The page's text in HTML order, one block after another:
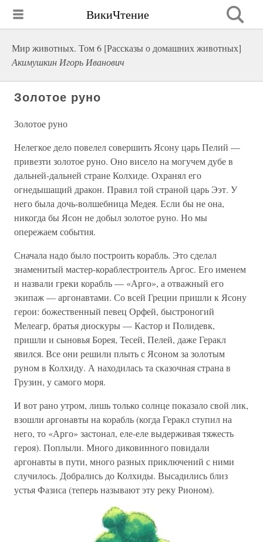
ВикиЧтение
Мир животных. Том 6 [Рассказы о домашних животных]
Акимушкин Игорь Иванович
Золотое руно
Золотое руно
Нелегкое дело повелел совершить Ясону царь Пелий —
привезти золотое руно. Оно висело на могучем дубе в
дальней-дальней стране Колхиде. Охранял его
огнедышащий дракон. Правил той страной царь Ээт. У
него была дочь-волшебница Медея. Если бы не она,
никогда бы Ясон не добыл золотое руно. Но мы
опережаем события.
Сначала надо было построить корабль. Это сделал
знаменитый мастер-кораблестроитель Аргос. Его именем
и назвали греки корабль — «Арго», а отважный его
экипаж — аргонавтами. Со всей Греции пришли к Ясону
герои: божественный певец Орфей, быстроногий
Мелеагр, братья диоскуры — Кастор и Полидевк,
пришли и сыновья Борея, Тесей, Пелей, даже Геракл
явился. Все они решили плыть с Ясоном за золотым
руном в Колхиду. А находилась та сказочная страна в
Грузин, у самого моря.
И вот рано утром, лишь только солнце показало свой лик,
взошли аргонавты на корабль (когда Геракл ступил на
него, то «Арго» застонал, еле-еле выдерживая тяжесть
героя). Поплыли. Много диковинного повидали
аргонавты в пути, много разных приключений с ними
случилось. Добрались до Колхиды. Высадились близ
устья Фазиса (теперь называют эту реку Рионом).